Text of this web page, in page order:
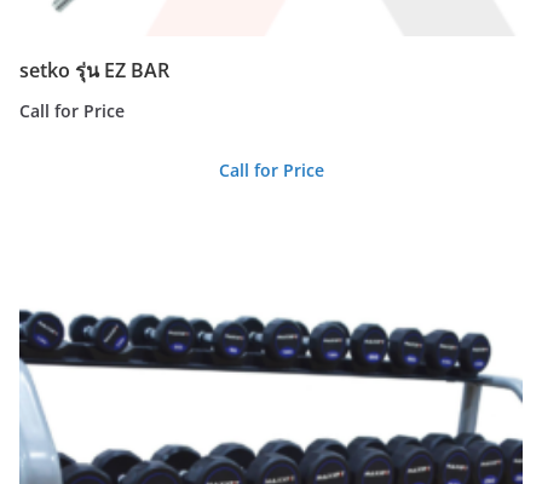
setko รุ่น EZ BAR
Call for Price
Call for Price